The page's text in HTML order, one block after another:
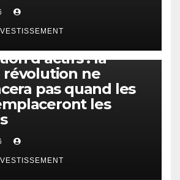
d’actifs : la
ne
pas quand les
les